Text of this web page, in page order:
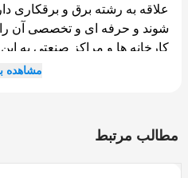
علاقه به رشته برق و برقکاری
شوند و حرفه ای و تخصصی آن را
کارخانه ها و مراکز صنعتی به
در پیشبرد صنایع مازندران داشته
اپلیکیشن اوسا چندین متخصص
مشاهده
مطالب مرتبط